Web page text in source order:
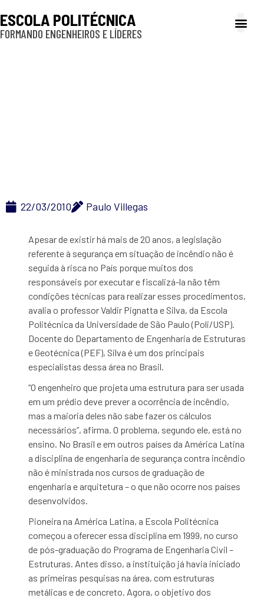
ESCOLA POLITÉCNICA
FORMANDO ENGENHEIROS E LÍDERES
22/03/2010 Paulo Villegas
Apesar de existir há mais de 20 anos, a legislação
referente à segurança em situação de incêndio não é
seguida à risca no País porque muitos dos
responsáveis por executar e fiscalizá-la não têm
condições técnicas para realizar esses procedimentos,
avalia o professor Valdir Pignatta e Silva, da Escola
Politécnica da Universidade de São Paulo (Poli/USP).
Docente do Departamento de Engenharia de Estruturas
e Geotécnica (PEF), Silva é um dos principais
especialistas dessa área no Brasil.
“O engenheiro que projeta uma estrutura para ser usada
em um prédio deve prever a ocorrência de incêndio,
mas a maioria deles não sabe fazer os cálculos
necessários”, afirma. O problema, segundo ele, está no
ensino. No Brasil e em outros países da América Latina
a disciplina de engenharia de segurança contra incêndio
não é ministrada nos cursos de graduação de
engenharia e arquitetura – o que não ocorre nos países
desenvolvidos.
Pioneira na América Latina, a Escola Politécnica
começou a oferecer essa disciplina em 1999, no curso
de pós-graduação do Programa de Engenharia Civil –
Estruturas. Antes disso, a instituição já havia iniciado
as primeiras pesquisas na área, com estruturas
metálicas e de concreto. Agora, o objetivo dos